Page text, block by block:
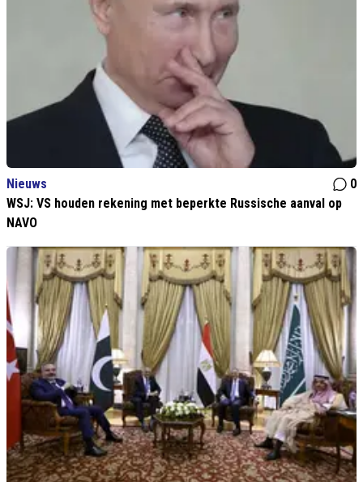
Nieuws
0
WSJ: VS houden rekening met beperkte Russische aanval op
NAVO